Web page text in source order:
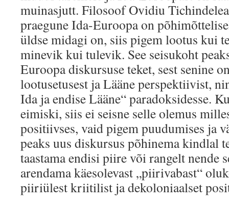
muinasjutt. Filosoof Ovidiu
praegune Ida-Euroopa on
üldse midagi on, siis pigem lootus kui
minevik kui tulevik. See seisukoht
Euroopa diskursuse teket, sest senine
lootusetusest ja Lääne perspektiivist,
Ida ja endise Lääne“ paradoksidesse.
eimiski, siis ei seisne selle olemus
positiivses, vaid pigem puudumises ja
peaks uus diskursus põhinema
taastama endisi piire või rangelt nende
arendama käesolevast „piirivabast“
piiriülest kriitilist ja dekoloniaalset